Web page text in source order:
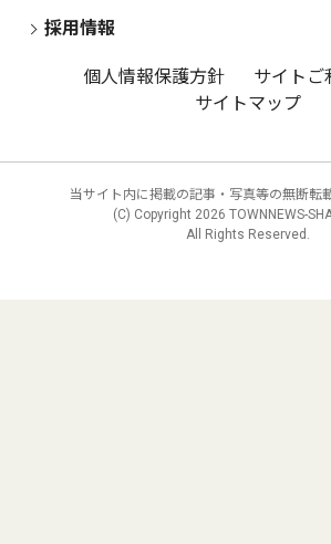
採用情報
個人情報保護方針
サイトご
サイトマップ
当サイト内に掲載の記事・写真等の無断転
(C) Copyright 2026 TOWNNEWS-
All Rights Reserved.